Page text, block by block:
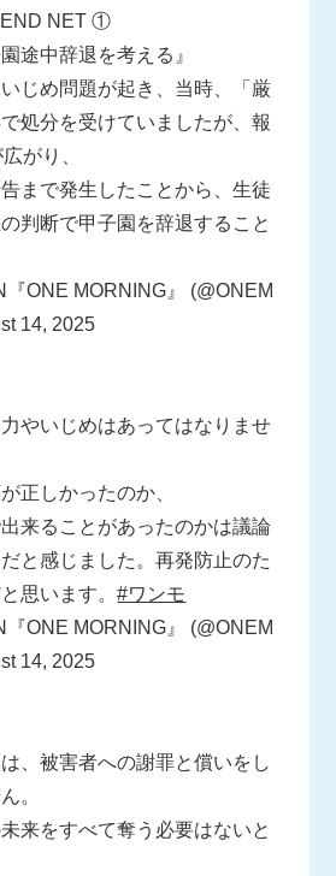
NET ①
途中辞退を考える』
じめ問題が起き、当時、「厳
処分を受けていましたが、報
がり、
まで発生したことから、生徒
判断で甲子園を辞退すること
ONE MORNING』 (@ONEM
14, 2025
やいじめはあってはなりませ
正しかったのか、
来ることがあったのかは議論
と感じました。再発防止のた
思います。#ワンモ
ONE MORNING』 (@ONEM
14, 2025
、被害者への謝罪と償いをし
。
来をすべて奪う必要はないと